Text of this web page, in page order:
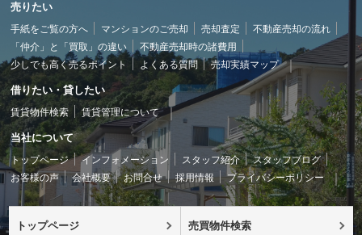
売りたい
手紙をご覧の方へ マンションのご売却 売却査定
不動産売却の流れ
「仲介」と「買取」の違い
不動産売却時の諸費用
少しでも高く売るポイント
よくある質問 売却実績マップ
借りたい・貸したい
賃貸物件検索 賃貸管理について
当社について
トップページ インフォメーション スタッフ紹介
スタッフブログ
お客様の声
会社概要 お問合せ 採用情報 プライバシーポリシー
トップページ 売買物件検索